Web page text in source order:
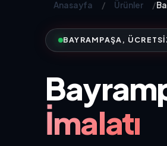
Anasayfa / Ürünler /
BAYRAMPAŞA,
İmalatı